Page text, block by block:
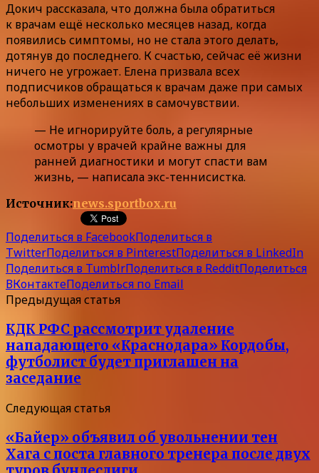
Докич рассказала, что должна была обратиться
к врачам ещё несколько месяцев назад, когда
появились симптомы, но не стала этого делать,
дотянув до последнего. К счастью, сейчас её жизни
ничего не угрожает. Елена призвала всех
подписчиков обращаться к врачам даже при самых
небольших изменениях в самочувствии.
— Не игнорируйте боль, а регулярные
осмотры у врачей крайне важны для
ранней диагностики и могут спасти вам
жизнь, — написала экс-теннисистка.
Источник:news.sportbox.ru
Поделиться в FacebookПоделиться в
TwitterПоделиться в PinterestПоделиться в LinkedIn
Поделиться в TumblrПоделиться в RedditПоделиться
ВКонтактеПоделиться по Email
Предыдущая статья
КДК РФС рассмотрит удаление
нападающего «Краснодара» Кордобы,
футболист будет приглашен на
заседание
Следующая статья
«Байер» объявил об увольнении тен
Хага с поста главного тренера после двух